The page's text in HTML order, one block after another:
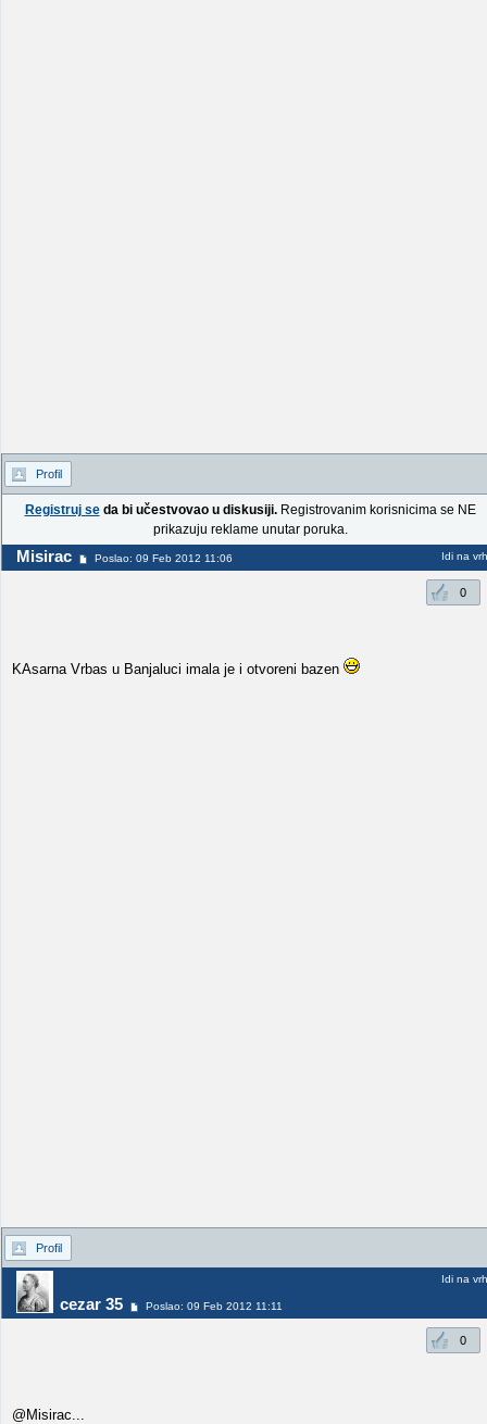
Profil
Registruj seda bi učestvovao u diskusiji.Registrovanim korisnicima se NE
prikazuju reklame unutar poruka.
Misirac Poslao: 09 Feb 2012 11:06 Idi na vrh
0
KAsarna Vrbas u Banjaluci imala je i otvoreni bazen
Profil
cezar 35 Poslao: 09 Feb 2012 11:11
Idi na vrh
0
@Misirac...